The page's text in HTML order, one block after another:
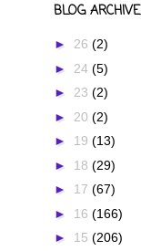
BLOG ARCHIVE
► 26 (2)
► 24 (5)
► 23 (2)
► 20 (2)
► 19 (13)
► 18 (29)
► 17 (67)
► 16 (166)
► 15 (206)